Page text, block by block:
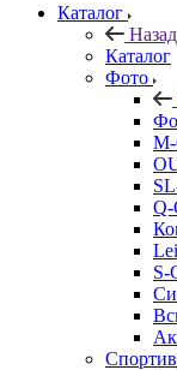
Каталог
Назад
Каталог
Фото
Q-
S-